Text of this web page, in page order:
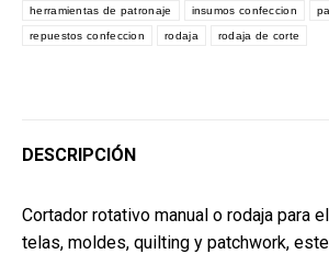
herramientas de patronaje insumos confeccion
repuestos confeccion rodaja rodaja de corte
DESCRIPCIÓN
Cortador rotativo manual o rodaja para
telas, moldes, quilting y patchwork,